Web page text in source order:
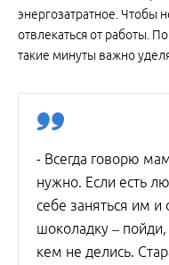
энергозатратное. Чтобы
отвлекаться от работы.
такие минуты важно
- Всегда говорю
нужно. Если есть
себе заняться им и
шоколадку –
кем не делись.